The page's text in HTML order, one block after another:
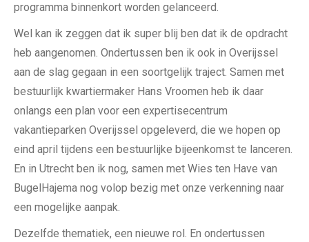
programma binnenkort worden gelanceerd.
Wel kan ik zeggen dat ik super blij ben dat ik de opdracht
heb aangenomen. Ondertussen ben ik ook in Overijssel
aan de slag gegaan in een soortgelijk traject. Samen met
bestuurlijk kwartiermaker Hans Vroomen heb ik daar
onlangs een plan voor een expertisecentrum
vakantieparken Overijssel opgeleverd, die we hopen op
eind april tijdens een bestuurlijke bijeenkomst te lanceren.
En in Utrecht ben ik nog, samen met Wies ten Have van
BugelHajema nog volop bezig met onze verkenning naar
een mogelijke aanpak.
Dezelfde thematiek, een nieuwe rol. En ondertussen